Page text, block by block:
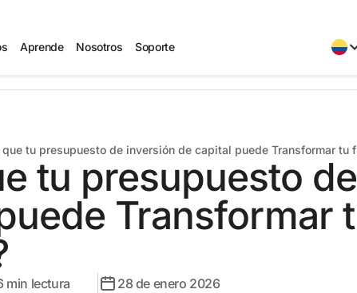
Aprende Nosotros Soporte
que tu presupuesto de inversión de capital puede Transformar tu
tu presupuesto
Transformar
min lectura 28 de enero 2026